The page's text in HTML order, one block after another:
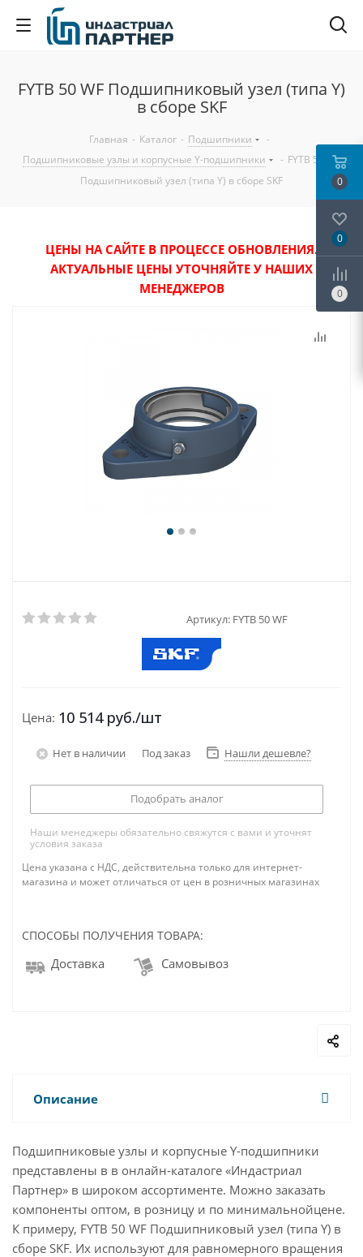
FYTB 50 WF Подшипниковый узел (типа Y)
в сборе SKF
Главная - Каталог - Подшипники
-
Подшипниковые узлы и корпусные Y-подшипники
- FYTB 50 WF
Подшипниковый узел (типа Y) в сборе SKF
ЦЕНЫ НА САЙТЕ В ПРОЦЕССЕ ОБНОВЛЕНИЯ.
АКТУАЛЬНЫЕ ЦЕНЫ УТОЧНЯЙТЕ У НАШИХ
МЕНЕДЖЕРОВ
Артикул: FYTB 50 WF
Цена: 10 514руб./шт
Нет в наличии Под заказ Нашли дешевле?
Подобрать аналог
Наши менеджеры обязательно свяжутся с вами и уточнят
условия заказа
Цена указана с НДС, действительна только для интернет-
магазина и может отличаться от цен в розничных магазинах
СПОСОБЫ ПОЛУЧЕНИЯ ТОВАРА:
Доставка Самовывоз
Описание
Подшипниковые узлы и корпусные Y-подшипники
представлены в в онлайн-каталоге «Индастриал
Партнер» в широком ассортименте. Можно заказать
компоненты оптом, в розницу и по минимальнойцене.
К примеру, FYTB 50 WF Подшипниковый узел (типа Y) в
сборе SKF. Их используют для равномерного вращения
0
0
0